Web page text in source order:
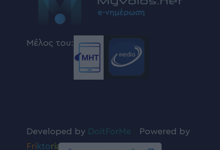
Μέλος του:
Developed by DoitForMe
Powered by
Fri ktoria